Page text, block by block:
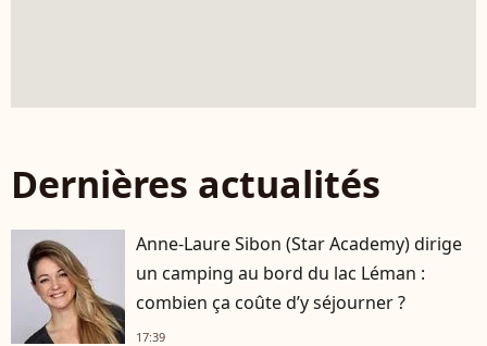
Dernières actualités
Anne-Laure Sibon (Star Academy) dirige
un camping au bord du lac Léman :
combien ça coûte d’y séjourner ?
17:39